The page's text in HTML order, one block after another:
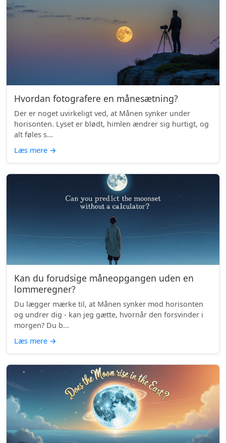
Hvordan fotografere en månesætning?
Der er noget uvirkeligt ved, at Månen synker under
horisonten. Lyset er blødt, himlen ændrer sig hurtigt, og
alt føles s...
Læs mere →
Kan du forudsige måneopgangen uden en
lommeregner?
Du lægger mærke til, at Månen synker mod horisonten
og undrer dig - kan jeg gætte, hvornår den forsvinder i
morgen? Du b...
Læs mere →